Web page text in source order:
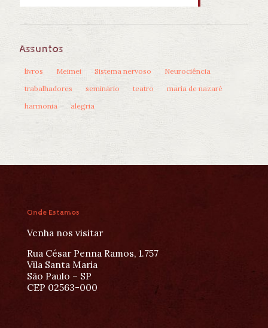
Assuntos
livros Meimei Sistema nervoso
Neurociência
trabalhadores
seminário teatro
maria de nazaré
harmonia
alegria
Onde Estamos
Venha nos visitar
Rua César Penna Ramos, 1.757
Vila Santa Maria
São Paulo – SP
CEP 02563-000